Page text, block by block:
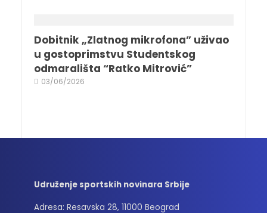
Dobitnik „Zlatnog mikrofona” uživao
u gostoprimstvu Studentskog
odmarališta “Ratko Mitrović”
03/06/2026
Udruženje sportskih novinara Srbije
Adresa: Resavska 28, 11000 Beograd